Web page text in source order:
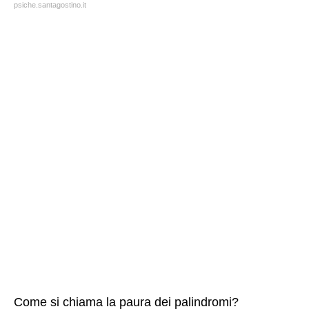
psiche.santagostino.it
Come si chiama la paura dei palindromi?